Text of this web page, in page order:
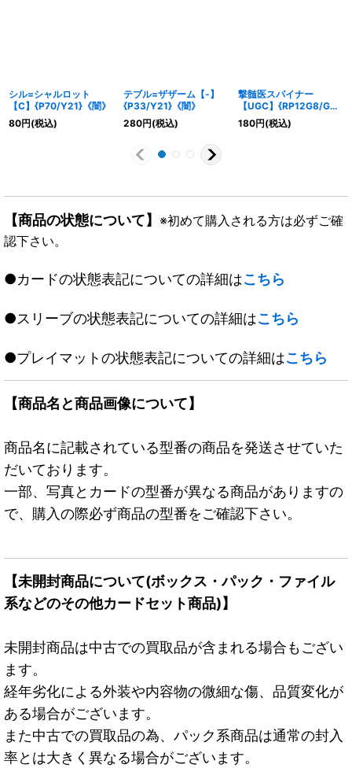
シル=シャルロット
【C】{P70/Y21}《闇》
80円(税込)
テブル=ザザーム【-】
{P33/Y21}《闇》
280円(税込)
撃髄医スパイナー
【UGC】{RP12G8/G8}
《闇》
180円(税込)
【商品の状態について】 ※初めて購入される方は必ずご確
認下さい。
●カードの状態表記についての詳細はこちら
●スリーブの状態表記についての詳細はこちら
●プレイマットの状態表記についての詳細はこちら
【商品名と商品画像について】
商品名に記載されている型番の商品を発送させていた
だいております。
一部、写真とカードの型番が異なる商品がありますの
で、購入の際必ず商品の型番をご確認下さい。
【未開封商品について(ボックス・パック・ファイル
系などのその他カードセット商品)】
未開封商品は中古での買取品が含まれる場合もござい
ます。
経年劣化による外装や内容物の微細な傷、品質変化が
ある場合がございます。
また中古での買取品の為、パック系商品は通常の封入
率とは大きく異なる場合がございます。